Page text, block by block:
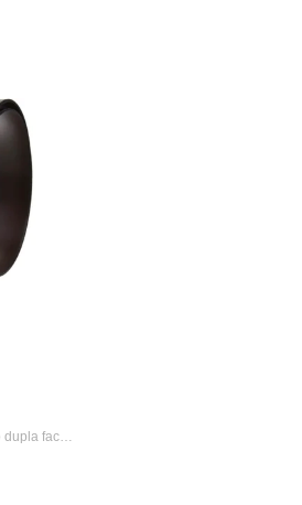
Cinto Masculino em couro dupla face S-48...